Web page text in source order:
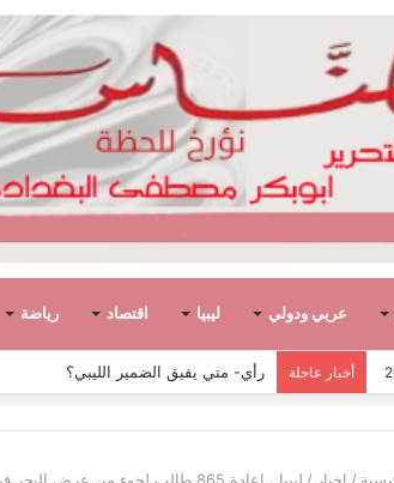
عربي ودولي ليبيا اقتصاد رياضة
أخبار عاجلة رأي- الحروب الأهلية لا تبني الأوطان.
/ اخبار / ليبيا.. إعادة 865 طالب لجوء من عرض البحر في أسبوع